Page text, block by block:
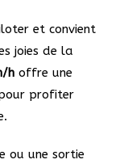
et convient
joies de la
h offre une
profiter
ou une sortie